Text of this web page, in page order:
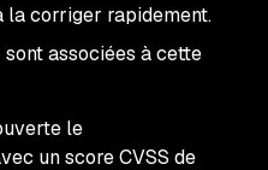
la corriger rapidement.
associées à cette
le
un score CVSS de